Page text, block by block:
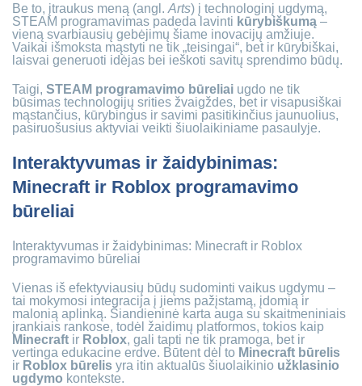
Be to, įtraukus meną (angl. Arts) į technologinį ugdymą,
STEAM programavimas padeda lavinti kūrybiškumą –
vieną svarbiausių gebėjimų šiame inovacijų amžiuje.
Vaikai išmoksta mąstyti ne tik „teisingai“, bet ir kūrybiškai,
laisvai generuoti idėjas bei ieškoti savitų sprendimo būdų.
Taigi, STEAM programavimo būreliai ugdo ne tik
būsimas technologijų srities žvaigždes, bet ir visapusiškai
mąstančius, kūrybingus ir savimi pasitikinčius jaunuolius,
pasiruošusius aktyviai veikti šiuolaikiniame pasaulyje.
Interaktyvumas ir žaidybinimas:
Minecraft ir Roblox programavimo
būreliai
Interaktyvumas ir žaidybinimas: Minecraft ir Roblox
programavimo būreliai
Vienas iš efektyviausių būdų sudominti vaikus ugdymu –
tai mokymosi integracija į jiems pažįstamą, įdomią ir
malonią aplinką. Šiandieninė karta auga su skaitmeniniais
įrankiais rankose, todėl žaidimų platformos, tokios kaip
Minecraft ir Roblox, gali tapti ne tik pramoga, bet ir
vertinga edukacine erdve. Būtent dėl to Minecraft būrelis
ir Roblox būrelis yra itin aktualūs šiuolaikinio užklasinio
ugdymo kontekste.